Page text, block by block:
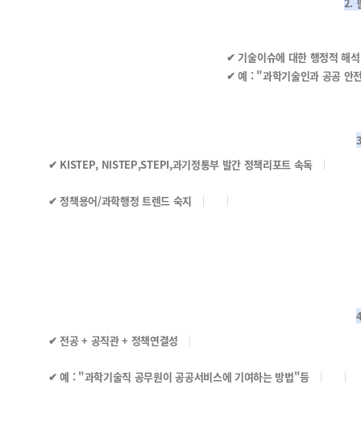
✔ 기술이슈에 대한 행정적 해
✔ 예 : "과학기술인과 공공 안
✔ KISTEP, NISTEP,STEPI,과기정통부 발간 정책리포트 속독
✔ 정책용어/과학행정 트렌드 숙지
✔ 전공 + 공직관 + 정책연결성
✔ 예 : "과학기술직 공무원이 공공서비스에 기여하는 방법"등